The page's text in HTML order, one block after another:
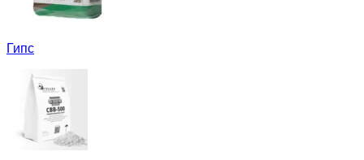
Гипс